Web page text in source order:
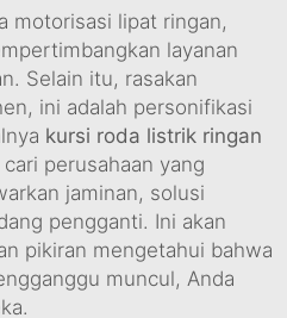
motorisasi lipat ringan,
layanan
Selain itu, rasakan
ini adalah personifikasi
kursi roda listrik ringan
cari perusahaan yang
jaminan, solusi
pengganti. Ini akan
pikiran mengetahui bahwa
muncul, Anda